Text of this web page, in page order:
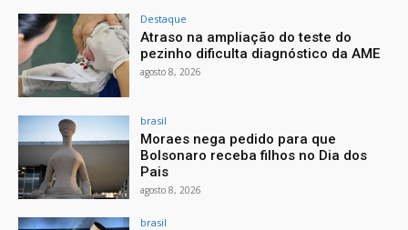
Destaque
Atraso na ampliação do teste do
pezinho dificulta diagnóstico da AME
agosto 8, 2026
brasil
Moraes nega pedido para que
Bolsonaro receba filhos no Dia dos
Pais
agosto 8, 2026
brasil